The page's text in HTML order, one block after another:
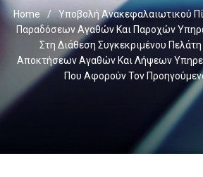
Home /
Υποβολή Ανακεφαλαιωτικού
Παραδόσεων Αγαθών Και Παροχών
Στη Διάθεση Συγκεκριμένου
Αποκτήσεων Αγαθών Και Λήψεων
Που Αφορούν Τον